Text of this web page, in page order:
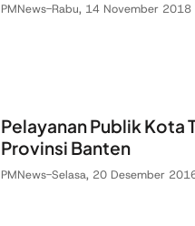
PMNews-Rabu, 14 November 2018
Pelayanan Publik Kota
Provinsi Banten
PMNews-Selasa, 20 Desember